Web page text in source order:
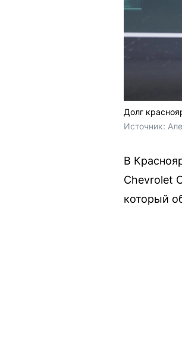
Долг
Источник:
В
Chevrolet
который